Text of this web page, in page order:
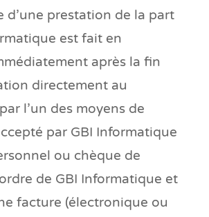
d’une prestation de la part
est fait en
après la fin
directement au
l’un des moyens de
par GBI Informatique
ou chèque de
de GBI Informatique et
facture (électronique ou